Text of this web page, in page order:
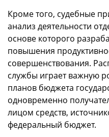
Кроме того, судебные
анализ деятельности
основе которого
повышения
совершенствования.
службы играет важную
планов бюджета
одновременно
лицом средств,
федеральный бюджет.